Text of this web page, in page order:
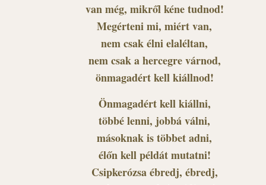
van még, mikről kéne tudnod!
Megérteni mi, miért van,
nem csak élni elaléltan,
nem csak a hercegre várnod,
önmagadért kell kiállnod!
Önmagadért kell kiállni,
többé lenni, jobbá válni,
másoknak is többet adni,
élőn kell példát mutatni!
Csipkerózsa ébredj, ébredj,